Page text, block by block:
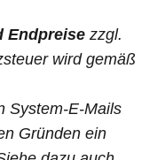
Endpreise zzgl.
wird gemäß
System-E-Mails
Gründen ein